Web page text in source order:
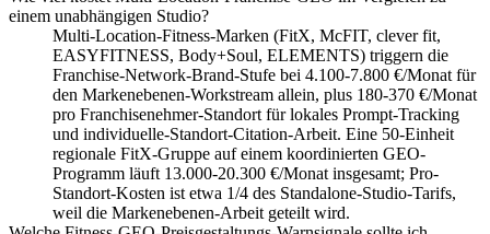
einem unabhängigen Studio?
Multi-Location-Fitness-Marken (FitX, McFIT, clever fit,
EASYFITNESS, Body+Soul, ELEMENTS) triggern die
Franchise-Network-Brand-Stufe bei 4.100-7.800 €/Monat für
den Markenebenen-Workstream allein, plus 180-370 €/Monat
pro Franchisenehmer-Standort für lokales Prompt-Tracking
und individuelle-Standort-Citation-Arbeit. Eine 50-Einheit
regionale FitX-Gruppe auf einem koordinierten GEO-
Programm läuft 13.000-20.300 €/Monat insgesamt; Pro-
Standort-Kosten ist etwa 1/4 des Standalone-Studio-Tarifs,
weil die Markenebenen-Arbeit geteilt wird.